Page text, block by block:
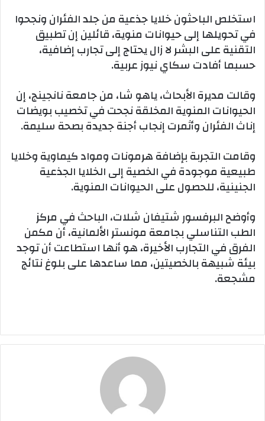
استخلص الباحثون خلايا جذعية من جلد الفئران ونجحوا
في تحويلها إلى حيوانات منوية، قائلين إن تطبيق
التقنية على البشر لا زال يحتاج إلى تجارب إضافية،
حسبما أفادت سكاي نيوز عربية.
وقالت مديرة الأبحاث، ياهو شا، من جامعة نانجينج، إن
الحيوانات المنوية المخلقة نجحت في تخصيب بويضات
إناث الفئران وأثمرت إنجاب أجنة جديدة بصحة سليمة.
وقامت التجربة بإضافة هرمونات ومواد كيماوية وخلايا
طبيعية موجودة في الخصية إلى الخلايا الجذعية
الجنينية، للحصول على الحيوانات المنوية.
وأوضح البرفسور شتيفان شلات، الباحث في مركز
الطب التناسلي بجامعة مونستر الألمانية، أن مكمن
الفرق في التجارب الأخيرة، هو أنها استطاعت أن توجد
بيئة شبيهة بالخصيتين، مما ساعدها على بلوغ نتائج
مشجعة.